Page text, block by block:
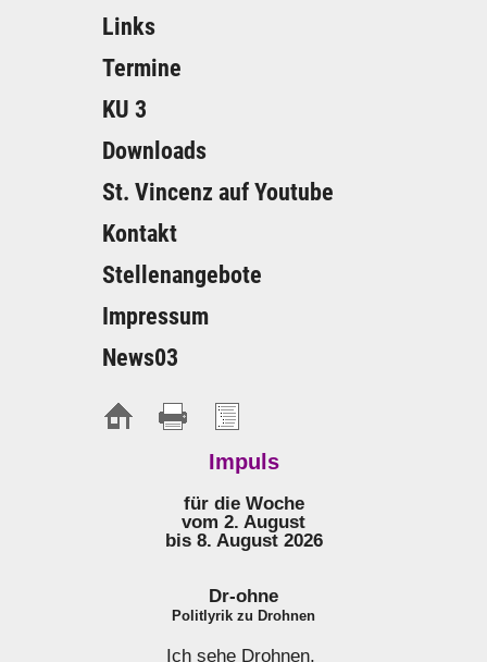
Links
Termine
KU 3
Downloads
St. Vincenz auf Youtube
Kontakt
Stellenangebote
Impressum
News03
Impuls
für die Woche
vom 2. August
bis 8. August 2026
Dr-ohne
Politlyrik zu Drohnen
Ich sehe Drohnen,